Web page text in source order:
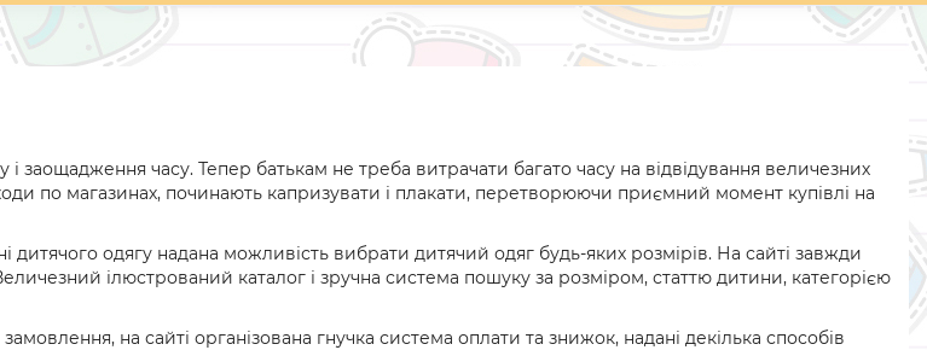
заощадження часу. Тепер батькам не треба витрачати багато часу на відвідування величезних
по магазинах, починають капризувати і плакати, перетворюючи приємний момент купівлі на
одягу надана можливість вибрати дитячий одяг будь-яких розмірів. На сайті завжди
ілюстрований каталог і зручна система пошуку за розміром, статтю дитини, категорією
на сайті організована гнучка система оплати та знижок, надані декілька способів